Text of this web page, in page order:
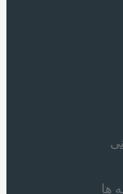
ها